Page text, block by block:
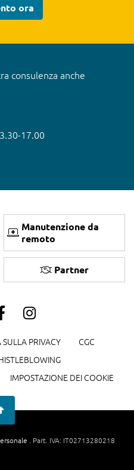
ora
consulenza anche
17.00
Manutenzione da
remoto
Partner
PRIVACY
CGC
IMPOSTAZIONE DEI COOKIE
. Part. IVA: IT02713280218